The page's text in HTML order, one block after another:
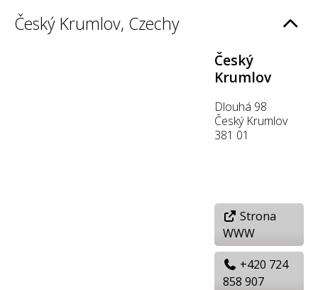
Český Krumlov, Czechy
Český
Krumlov
Dlouhá 98
Český Krumlov
381 01
Strona
WWW
+420 724
858 907